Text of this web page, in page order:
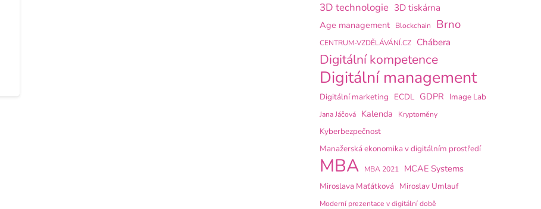
3D technologie 3D tiskárna
Age management
Blockchain Brno
CENTRUM-VZDĚLÁVÁNÍ.CZ Chábera
Digitální kompetence
Digitální management
Digitální marketing ECDL GDPR Image Lab
Jana Jáčová Kalenda Kryptoměny
Kyberbezpečnost
Manažerská ekonomika v digitálním prostředí
MBA MBA 2021 MCAE Systems
Miroslava Maťátková Miroslav Umlauf
Moderní prezentace v digitální době